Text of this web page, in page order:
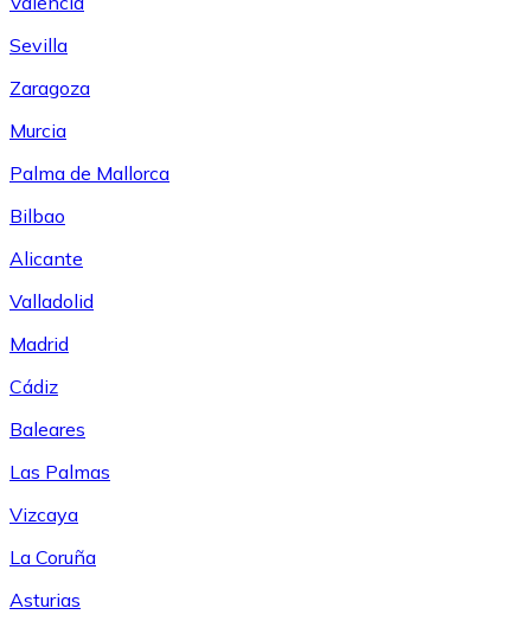
Sevilla
Zaragoza
Murcia
Palma de Mallorca
Bilbao
Alicante
Valladolid
Madrid
Cádiz
Baleares
Las Palmas
Vizcaya
La Coruña
Asturias